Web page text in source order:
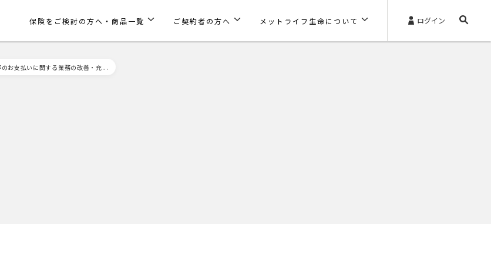
保険をご検討の方へ・商品一覧 ご契約者の方へ メットライフ生命について ログイン
お支払いに関する業務の改善・充...